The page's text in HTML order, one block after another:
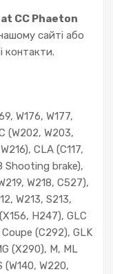
CC Phaeton
сайті або
контакти.
W176, W177,
(W202, W203,
CLA (C117,
Shooting brake),
W218, C527),
W213, S213,
H247), GLC
(C292), GLK
(X290), M, ML
(W140, W220,